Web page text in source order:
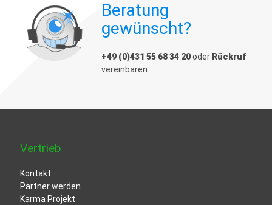
Beratung
gewünscht?
+49 (0)431 55 68 34 20oder Rückruf
vereinbaren
Vertrieb
Kontakt
Partner werden
Karma Projekt